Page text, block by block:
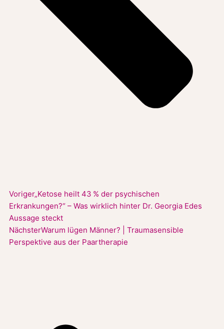
Voriger„Ketose heilt 43 % der psychischen
Erkrankungen?“ – Was wirklich hinter Dr. Georgia Edes
Aussage steckt
NächsterWarum lügen Männer? | Traumasensible
Perspektive aus der Paartherapie